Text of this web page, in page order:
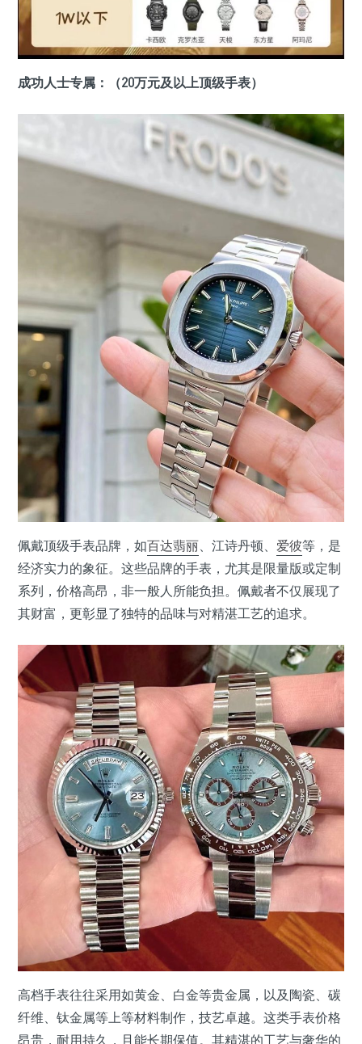
成功人士专属：（20万元及以上顶级手表）
佩戴顶级手表品牌，如百达翡丽 、江诗丹顿、 爱彼等，是
经济实力的象征。这些品牌的手表，尤其是限量版或定制
系列，价格高昂，非一般人所能负担。佩戴者不仅展现了
其财富，更彰显了独特的品味与对精湛工艺的追求。
高档手表往往采用如黄金、白金等贵金属，以及陶瓷、碳
纤维、钛金属等上等材料制作，技艺卓越。这类手表价格
昂贵，耐用持久，且能长期保值。其精湛的工艺与奢华的